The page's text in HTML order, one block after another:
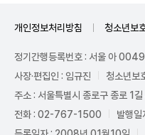
개인정보처리방침 청소년보
정기간행등록번호 : 서울 아
사장·편집인 : 임규진
청소년보
주소 : 서울특별시 종로구 종로 1
전화 : 02-767-1500
발행